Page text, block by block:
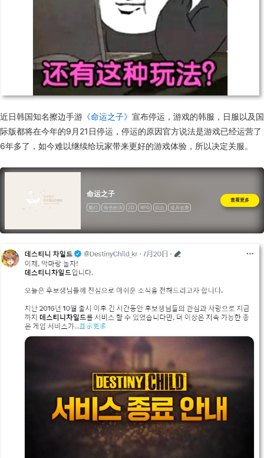
近日韩国知名擦边手游 《命运之子》 宣布停运，游戏的韩服，日服以及国
际版都将在今年的9月21日停运，停运的原因官方说法是游戏已经运营了
6年多了，如今难以继续给玩家带来更好的游戏体验，所以决定关服。
命运之子
魔幻 角色扮演 2D RPG 回合 道具收费
查看更多